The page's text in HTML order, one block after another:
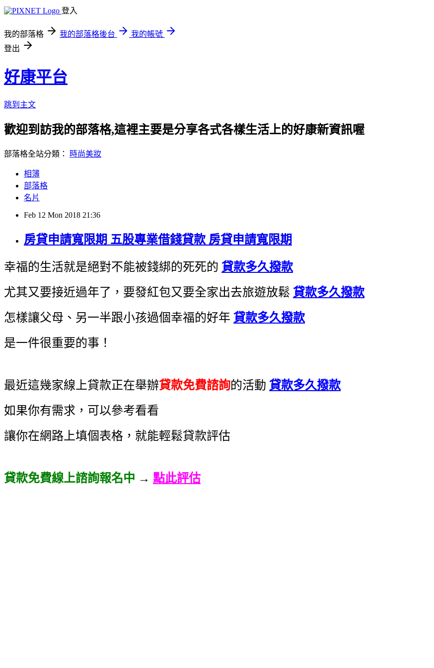
登入
我的部落格 我的部落格後台
我的帳號
登出
好康平台
跳到主文
歡迎到訪我的部落格,這裡主要是分享各式各樣生活上的好康新資訊喔
部落格全站分類： 時尚美妝
相簿
部落格
名片
Feb 12 Mon 2018 21:36
房貸申請寬限期 五股專業借錢貸款 房貸申請寬限期
幸福的生活就是絕對不能被錢綁的死死的 貸款多久撥款
尤其又要接近過年了，要發紅包又要全家出去旅遊放鬆 貸款多久撥款
怎樣讓父母、另一半跟小孩過個幸福的好年 貸款多久撥款
是一件很重要的事！
最近這幾家線上貸款正在舉辦貸款免費諮詢的活動 貸款多久撥款
如果你有需求，可以參考看看
讓你在網路上填個表格，就能輕鬆貸款評估
貸款免費線上諮詢報名中 → 點此評估